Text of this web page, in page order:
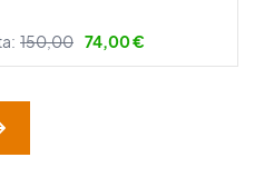
150,00 74,00 €